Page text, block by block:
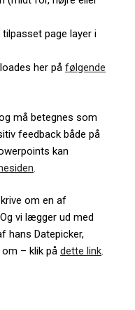
page layer i
her på følgende
må betegnes som
feedback både på
kan
.
om en af
vi lægger ud med
hans Datepicker,
– klik på dette link.